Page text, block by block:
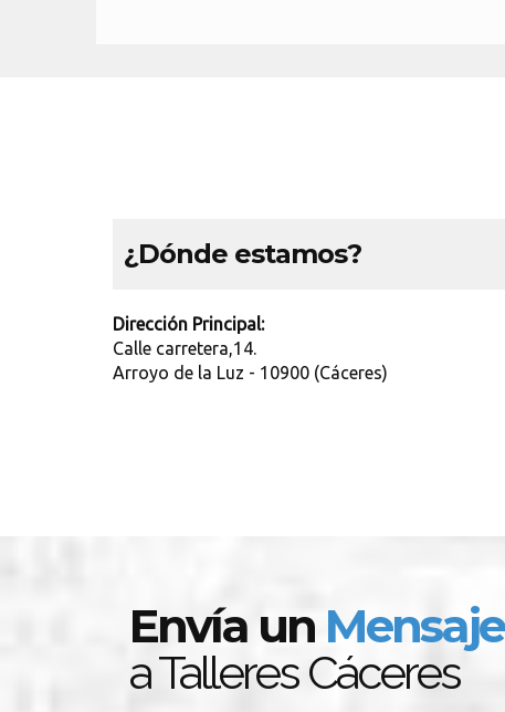
¿Dónde estamos?
Dirección Principal:
Calle carretera,14.
Arroyo de la Luz - 10900 (Cáceres)
Envía un Mensaje
a Talleres Cáceres